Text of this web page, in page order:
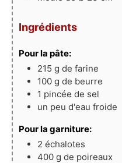
Ingrédients
Pour la pâte:
215 g de farine
100 g de beurre
1 pincée de sel
un peu d'eau froide
Pour la garniture:
2 échalotes
400 g de poireaux